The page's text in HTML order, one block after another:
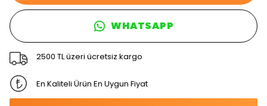
WHATSAPP
2500 TL üzeri ücretsiz kargo
En Kaliteli Ürün En Uygun Fiyat